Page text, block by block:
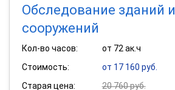
Обследование зданий и
сооружений
Кол-во часов:
от 72 ак.ч
Стоимость:
от 17 160 руб.
Старая цена:
20 760 руб.